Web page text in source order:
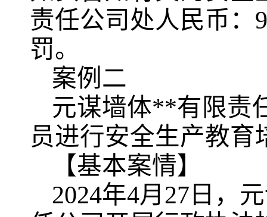
责任公司处人民币：
罚。
案例二
元谋墙体**有限责
员进行安全生产教育
【基本案情】
2024年4月27日，